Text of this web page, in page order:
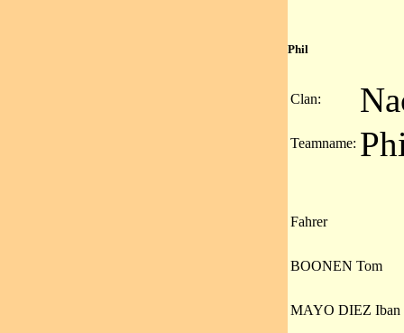
Phil
Clan:
Teamname:
Fahrer
BOONEN Tom
MAYO DIEZ Iban